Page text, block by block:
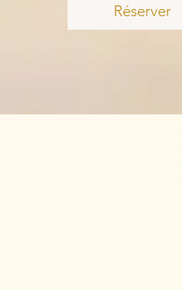
Réserver